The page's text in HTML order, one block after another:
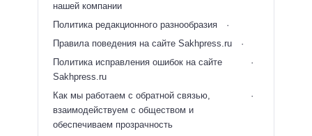
нашей компании
Политика редакционного разнообразия
Правила поведения на сайте Sakhpress.ru
Политика исправления ошибок на сайте
Sakhpress.ru
Как мы работаем с обратной связью,
взаимодействуем с обществом и
обеспечиваем прозрачность